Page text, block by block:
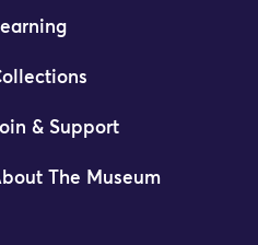
& Support
The Museum